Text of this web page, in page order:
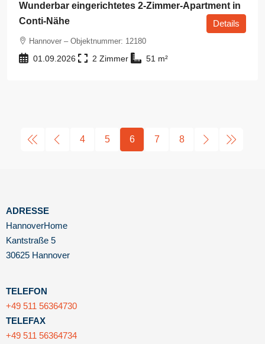
Wunderbar eingerichtetes 2-Zimmer-Apartment in
Conti-Nähe
Hannover – Objektnummer: 12180
01.09.2026 2 51 m²
Details
4 5 6 7 8
ADRESSE
HannoverHome
Kantstraße 5
30625 Hannover
TELEFON
+49 511 56364730
TELEFAX
+49 511 56364734